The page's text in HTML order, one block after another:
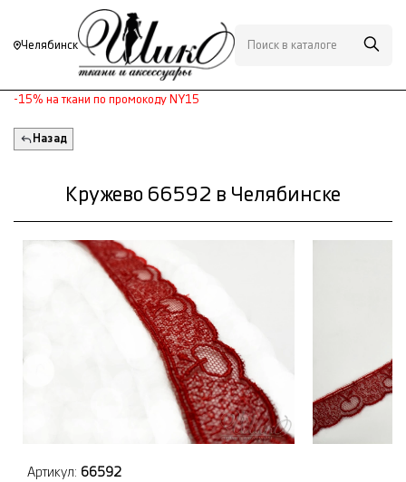
Челябинск
-15% на ткани по промокоду NY15
Назад
Кружево 66592 в Челябинске
Артикул: 66592